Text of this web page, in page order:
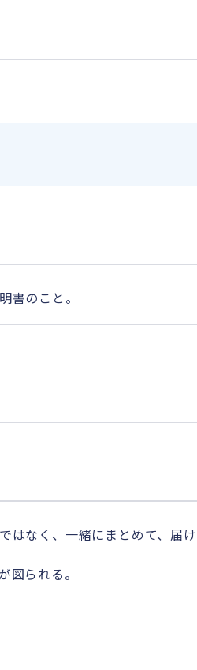
書のこと。
はなく、一緒にまとめて、届
図られる。